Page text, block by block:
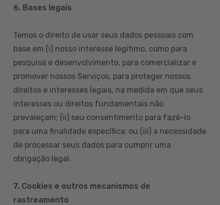
6. Bases legais
Temos o direito de usar seus dados pessoais com
base em (i) nosso interesse legítimo, como para
pesquisa e desenvolvimento, para comercializar e
promover nossos Serviços, para proteger nossos
direitos e interesses legais, na medida em que seus
interesses ou direitos fundamentais não
prevaleçam; (ii) seu consentimento para fazê-lo
para uma finalidade específica; ou (iii) a necessidade
de processar seus dados para cumprir uma
obrigação legal.
7. Cookies e outros mecanismos de
rastreamento